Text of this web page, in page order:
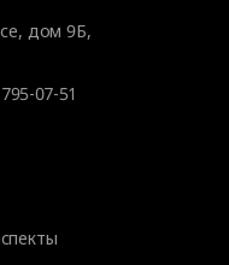
дом 9Б,
07-51